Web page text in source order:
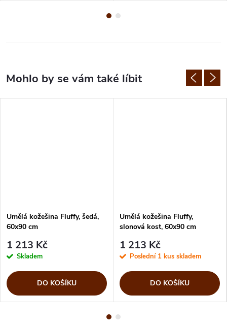
Umělá kožešina Fluffy, šedá,
60x90 cm
1 213 Kč
Skladem
DO KOŠÍKU
Umělá kožešina Fluffy,
slonová kost, 60x90 cm
1 213 Kč
Poslední 1 kus skladem
DO KOŠÍKU